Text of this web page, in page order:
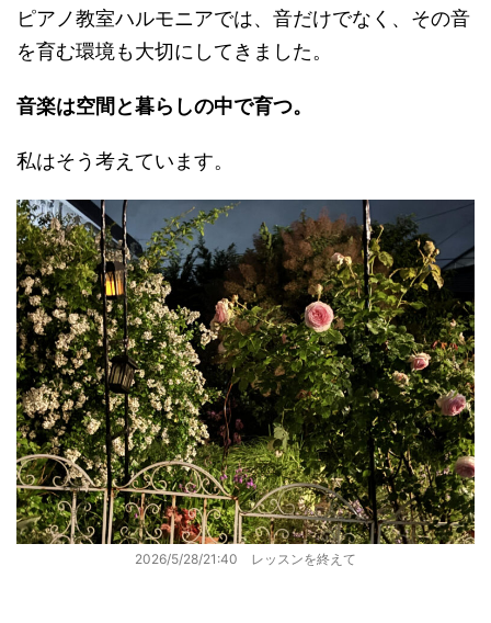
ピアノ教室ハルモニアでは、音だけでなく、その音
を育む環境も大切にしてきました。
音楽は空間と暮らしの中で育つ。
私はそう考えています。
2026/5/28/21:40 レッスンを終えて